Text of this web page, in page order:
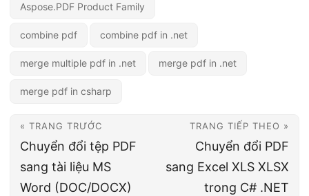
Aspose.PDF Product Family
combine pdf combine pdf in .net
merge multiple pdf in .net merge pdf in .net
merge pdf in csharp
« TRANG TRƯỚC
Chuyển đổi tệp PDF
sang tài liệu MS
Word (DOC/DOCX)
TRANG TIẾP THEO »
Chuyển đổi PDF
sang Excel XLS XLSX
trong C# .NET